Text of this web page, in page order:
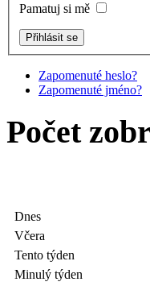
Pamatuj si mě
Zapomenuté heslo?
Zapomenuté jméno?
Počet
Dnes
Včera
Tento týden
Minulý týden